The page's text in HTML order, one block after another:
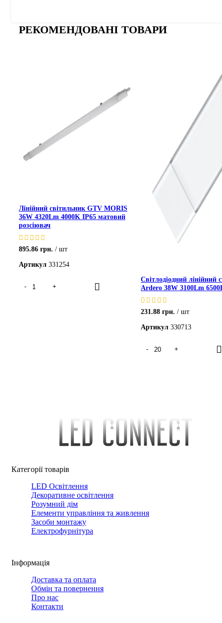
РЕКОМЕНДОВАНІ ТОВАРИ
Лінійний світильник GTV MORIS
36W 4320Lm 4000K IP65 матовий
розсіювач
895.86 грн.
шт
Артикул 331254
Світлодіодний лінійний
Ardero 38W 3100Lm
231.88 грн.
шт
Артикул 330713
Категорії товарів
LED Освітлення
Декоративне освітлення
Розумний дім
Елементи управління та живлення
Засоби монтажу
Електрофурнітура
Інформація
Доставка та оплата
Обмін та повернення
Про нас
Контакти